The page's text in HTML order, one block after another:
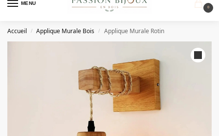
MENU
0
Accueil / Applique Murale Bois / Applique Murale Rotin